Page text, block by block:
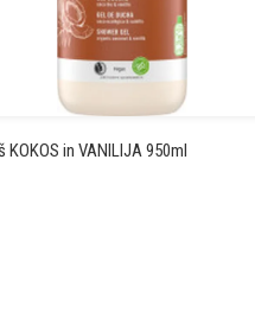
KOKOS in VANILIJA 950ml